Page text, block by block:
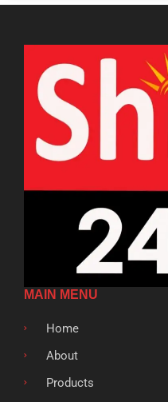
MAIN MENU
Home
About
Products